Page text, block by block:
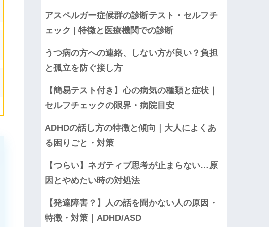
アスペルガー症候群の診断テスト・セルフチ
ェック | 特徴と医療機関での診断
うつ病の方への連絡、しない方が良い？負担
と孤立を防ぐ接し方
【簡易テスト付き】心の病気の種類と症状｜
セルフチェックの限界・病院目安
ADHDの話し方の特徴と傾向｜大人によくあ
る困りごと・対策
【つらい】ネガティブ思考が止まらない…原
因とやめたい時の対処法
【発達障害？】人の話を聞かない人の原因・
特徴・対策｜ADHD/ASD